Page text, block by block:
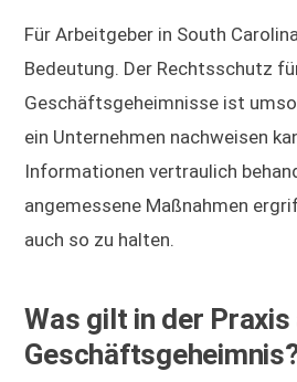
Für Arbeitgeber in South
Bedeutung. Der Rechtsschutz
Geschäftsgeheimnisse ist
ein Unternehmen nachweisen
Informationen vertraulich
angemessene Maßnahmen
auch so zu halten.
Was gilt in der Praxis